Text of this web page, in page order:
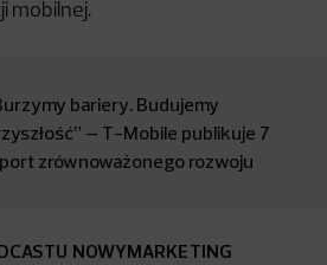
mobilnej.
bariery. Budujemy
– T-Mobile publikuje 7
zrównoważonego rozwoju
NOWYMARKETING